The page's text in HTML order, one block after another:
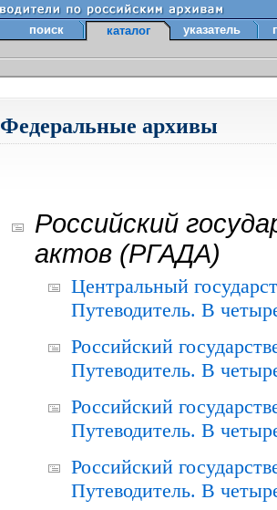
поиск каталог указатель
Федеральные архивы
Российский
актов (РГАДА)
Центральный
Путеводитель. В
Российский
Путеводитель. В
Российский
Путеводитель. В
Российский
Путеводитель. В